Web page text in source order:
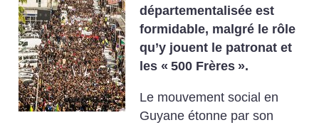
départementalisée est
formidable, malgré le rôle
qu’y jouent le patronat et
les « 500 Frères ».
Le mouvement social en
Guyane étonne par son